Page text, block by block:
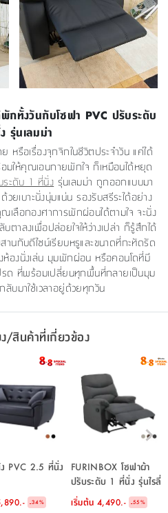
กทั้งวันกับโซฟา PVC ปรับระดับ
รุ่นเลมม่า
หรือเรื่องจุกจิกในชีวิตประจำวัน แค่ได้
ให้คุณเอนกายพักใจ ก็เหมือนได้หยุด
ระดับ 1 ที่นั่ง รุ่นเลมม่า ถูกออกแบบมา
ยเบาะนั่งนุ่มแน่น รองรับสรีระได้อย่าง
เลือกองศาการพักผ่อนได้ตามใจ จะนั่ง
าลงเพื่อปล่อยใจให้ว่างเปล่า ก็รู้สึกได้
นกับดีไซน์เรียบหรูและขนาดที่กะทัดรัด
ห้องนั่งเล่น มุมพักผ่อน หรือคอนโดที่มี
รด ที่พร้อมเปลี่ยนทุกพื้นที่กลายเป็นมุม
มาใช้เวลาอยู่ด้วยทุกวัน
/สินค้าที่เกี่ยวข้อง
PVC 2.5 ที่นั่ง
-34%
FURINBOX โซฟาผ้า
ปรับระดับ 1 ที่นั่ง รุ่นไรลี่
ย์
เริ่มต้น 4,490.- -55%